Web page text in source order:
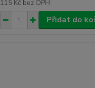
115 Kč bez DPH
Přidat do